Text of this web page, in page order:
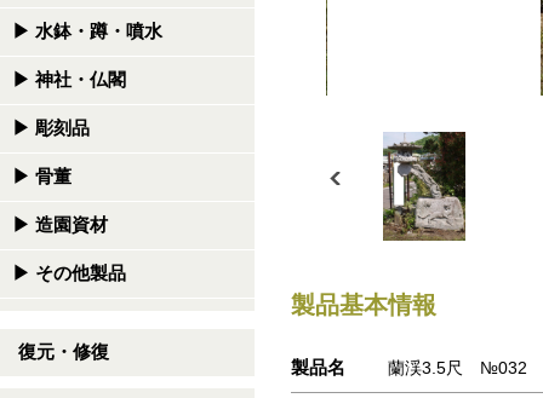
▶ 水鉢・蹲・噴水
▶ 神社・仏閣
▶ 彫刻品
▶ 骨董
▶ 造園資材
▶ その他製品
復元・修復
製品基本情報
製品名 蘭渓3.5尺 №032